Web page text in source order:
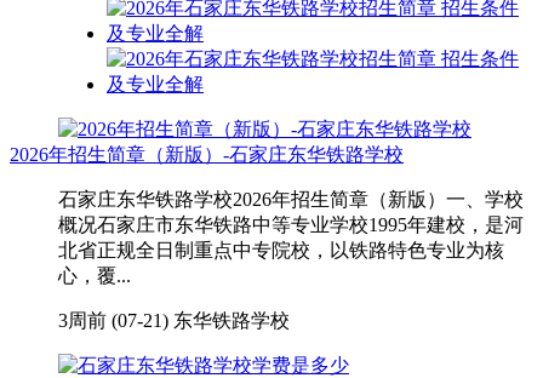
2026年招生简章（新版）-石家庄东华铁路学校
石家庄东华铁路学校2026年招生简章（新版）一、学校
概况石家庄市东华铁路中等专业学校1995年建校，是河
北省正规全日制重点中专院校，以铁路特色专业为核
心，覆...
3周前 (07-21) 东华铁路学校